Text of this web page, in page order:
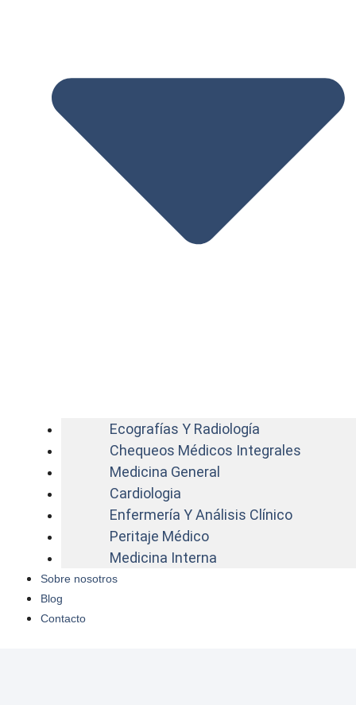
Ecografías Y Radiología
Chequeos Médicos Integrales
Medicina General
Cardiologia
Enfermería Y Análisis Clínico
Peritaje Médico
Medicina Interna
Sobre nosotros
Blog
Contacto